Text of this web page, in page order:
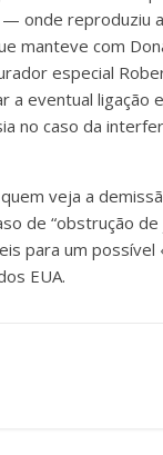
onde reproduziu
manteve com
especial
a eventual ligação
no caso da
quem veja a
de “obstrução de
para um possível
EUA.